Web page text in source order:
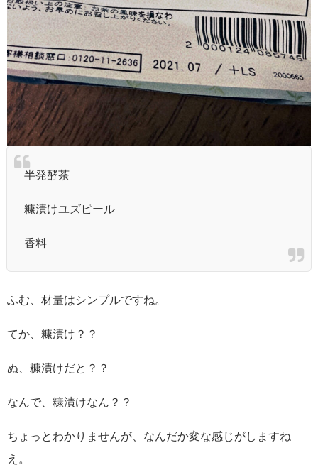
半発酵茶
糠漬けユズピール
香料
ふむ、材量はシンプルですね。
てか、糠漬け？？
ぬ、糠漬けだと？？
なんで、糠漬けなん？？
ちょっとわかりませんが、なんだか変な感じがしますね
え。